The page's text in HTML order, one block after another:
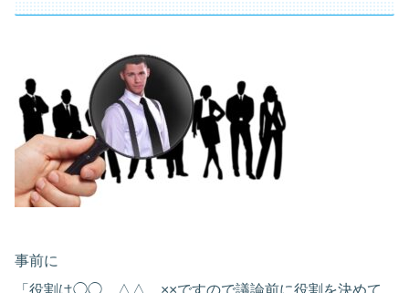
事前に
「役割は◯◯、△△、××ですので議論前に役割を決めて